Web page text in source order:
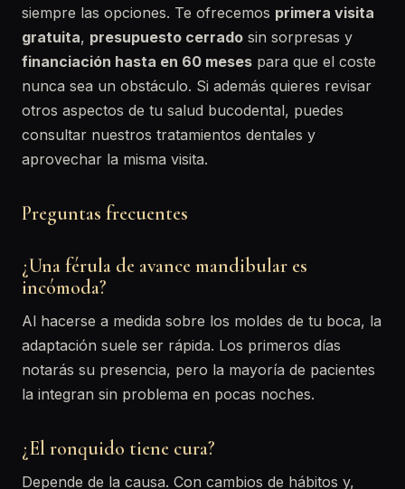
siempre las opciones. Te ofrecemos primera visita
gratuita, presupuesto cerrado sin sorpresas y
financiación hasta en 60 meses para que el coste
nunca sea un obstáculo. Si además quieres revisar
otros aspectos de tu salud bucodental, puedes
consultar nuestros tratamientos dentales y
aprovechar la misma visita.
Preguntas frecuentes
¿Una férula de avance mandibular es
incómoda?
Al hacerse a medida sobre los moldes de tu boca, la
adaptación suele ser rápida. Los primeros días
notarás su presencia, pero la mayoría de pacientes
la integran sin problema en pocas noches.
¿El ronquido tiene cura?
Depende de la causa. Con cambios de hábitos y,